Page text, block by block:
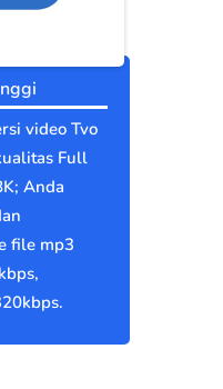
video Tvo
Full
Anda
file mp3